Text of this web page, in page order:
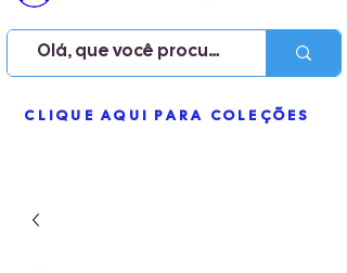
CLIQUE AQUI PARA COLEÇÕES
ME
NU